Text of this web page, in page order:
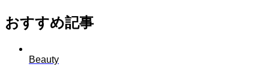
おすすめ記事
Beauty